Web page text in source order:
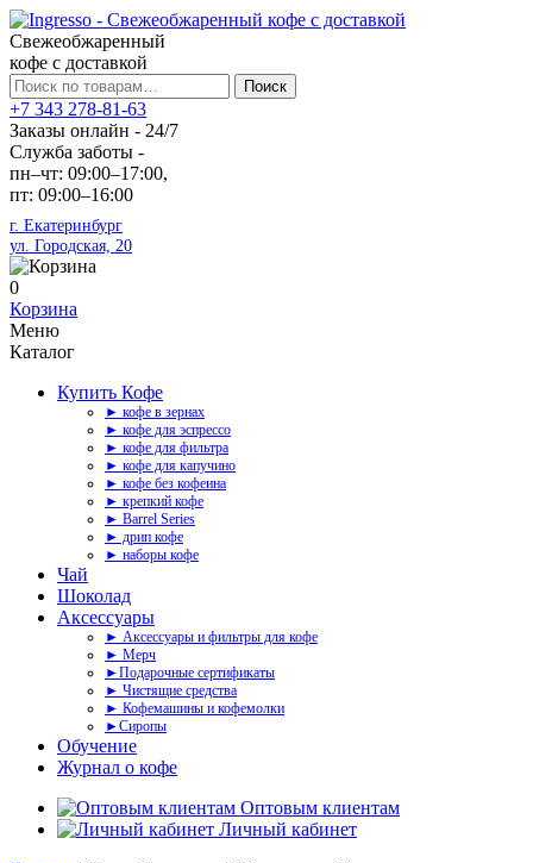
Свежеобжаренный
кофе с доставкой
Искать:
Поиск
+7 343 278-81-63
Заказы онлайн - 24/7
Служба заботы -
пн–чт: 09:00–17:00,
пт: 09:00–16:00
г. Екатеринбург
ул. Городская, 20
0
Корзина
Меню
Каталог
Купить Кофе
► кофе в зернах
► кофе для эспрессо
► кофе для фильтра
► кофе для капучино
► кофе без кофеина
► крепкий кофе
► Barrel Series
► дрип кофе
► наборы кофе
Чай
Шоколад
Аксессуары
► Аксессуары и фильтры для кофе
► Мерч
►Подарочные сертификаты
► Чистящие средства
► Кофемашины и кофемолки
►Сиропы
Обучение
Журнал о кофе
Оптовым клиентам
Личный кабинет